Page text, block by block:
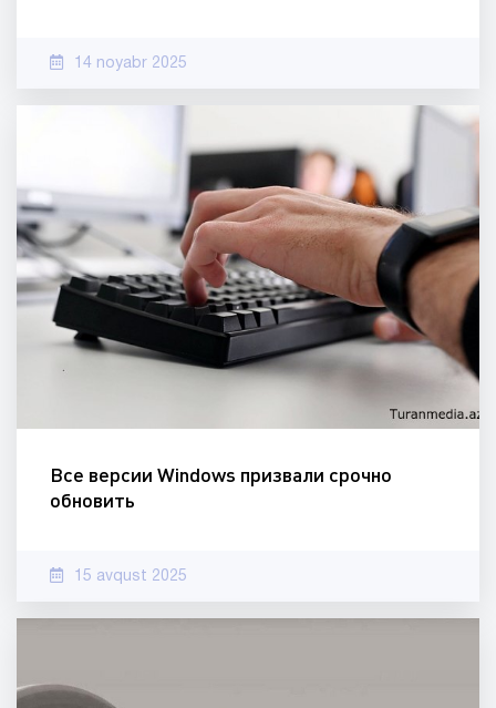
14 noyabr 2025
Все версии Windows призвали срочно
обновить
15 avqust 2025